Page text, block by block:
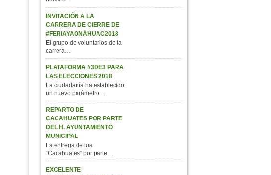
INVITACIÓN A LA
CARRERA DE CIERRE DE
#FERIAYAONÁHUAC2018
El grupo de voluntarios de la
carrera…
PLATAFORMA #3DE3 PARA
LAS ELECCIONES 2018
La ciudadanía ha establecido
un nuevo parámetro…
REPARTO DE
CACAHUATES POR PARTE
DEL H. AYUNTAMIENTO
MUNICIPAL
La entrega de los
“Cacahuates” por parte…
EXCELENTE